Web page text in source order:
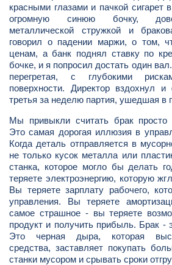
красными глазами и пачкой сигарет
огромную синюю бочку,
металлической стружкой и
говорил о падении маржи, о том,
ценам, а банк поднял ставку по
бочке, и я попросил достать один
перегретая, с глубокими
поверхности. Директор вздохнул
третья за неделю партия, ушедшая в
Мы привыкли считать брак просто
Это самая дорогая иллюзия в
Когда деталь отправляется в
не только кусок металла или
станка, которое могло бы делать
теряете электроэнергию, которую
Вы теряете зарплату рабочего,
управления. Вы теряете
самое страшное - вы теряете
продукт и получить прибыль. Брак -
Это черная дыра, которая
средства, заставляет покупать
станки мусором и срывать сроки